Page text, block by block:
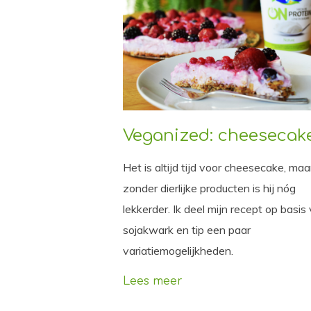
Veganized:
Het is altijd tijd voor cheesecake,
zonder dierlijke producten is hij nóg
lekkerder. Ik deel mijn recept op basis
sojakwark en tip een paar
variatiemogelijkheden.
Lees meer